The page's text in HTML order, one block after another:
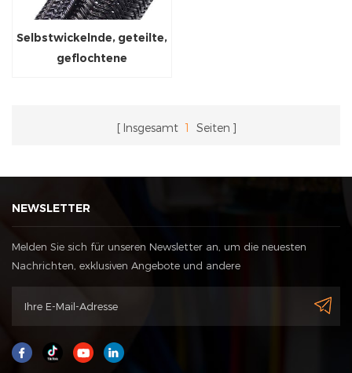
Selbstwickelnde, geteilte,
geflochtene
Insgesamt 1 Seiten
NEWSLETTER
Melden Sie sich für unseren Newsletter an, um die neuesten
Nachrichten, exklusiven Angebote und andere
Rabattinformationen zu erhalten